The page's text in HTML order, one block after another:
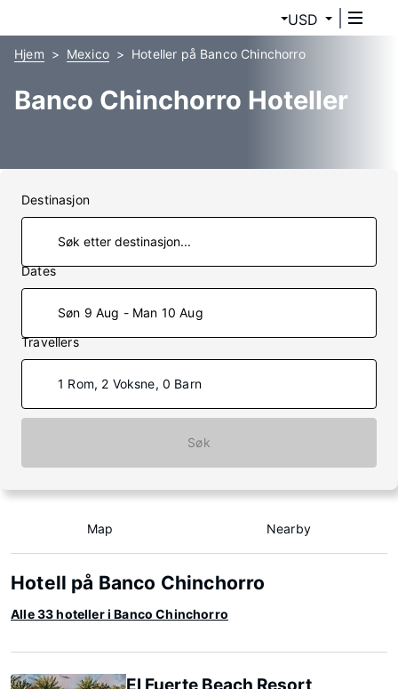
USD
Hjem Mexico Hoteller på Banco Chinchorro
Banco Chinchorro Hoteller
Destinasjon
Dates
Søn 9 Aug - Man 10 Aug
Travellers
1 Rom, 2 Voksne, 0 Barn
Søk
Map Nearby
Hotell på Banco Chinchorro
Alle 33 hoteller i Banco Chinchorro